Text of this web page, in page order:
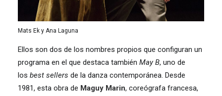
Mats Ek y Ana Laguna
Ellos son dos de los nombres propios que configuran un
programa en el que destaca también May B, uno de
los best sellers de la danza contemporánea. Desde
1981, esta obra de Maguy Marin, coreógrafa francesa,